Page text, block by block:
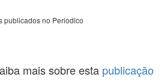
publicados no Periodico
mais sobre esta publicação